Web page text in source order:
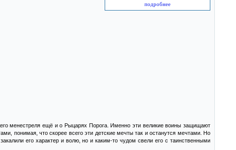
подробнее
менестреля ещё и о Рыцарях Порога. Именно эти великие воины защищают
понимая, что скорее всего эти детские мечты так и останутся мечтами. Но
его характер и волю, но и каким-то чудом свели его с таинственными